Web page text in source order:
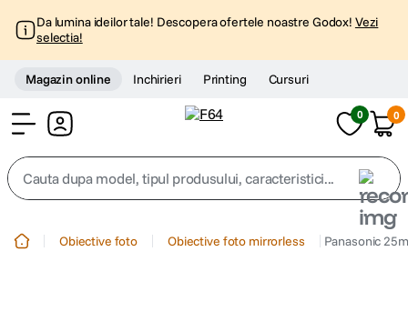
Da lumina ideilor tale! Descopera ofertele noastre Godox! Vezi
selectia!
Magazin online Inchirieri Printing Cursuri
0 0
Cauta dupa model, tipul produsului, caracteristici...
Obiective foto Obiective foto mirrorless Panasonic